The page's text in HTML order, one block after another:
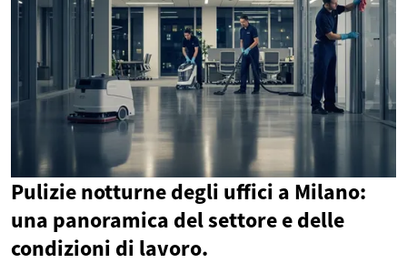
Pulizie notturne degli uffici a Milano:
una panoramica del settore e delle
condizioni di lavoro.